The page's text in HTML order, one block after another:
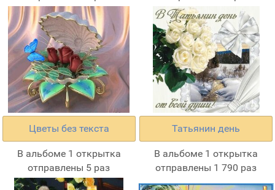
Цветы без текста
В альбоме 1 открытка
отправлены 5 раз
Татьянин день
В альбоме 1 открытка
отправлены 1 790 раз